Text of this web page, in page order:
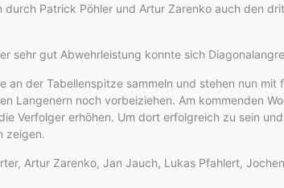
Patrick Pöhler und Artur Zarenko auch den
sehr gut Abwehrleistung konnte sich
der Tabellenspitze sammeln und stehen nun
Langenern noch vorbeiziehen. Am kommenden
Verfolger erhöhen. Um dort erfolgreich zu sein
zeigen.
Artur Zarenko, Jan Jauch, Lukas Pfahlert,